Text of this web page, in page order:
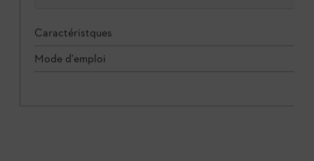
Caractéristques
Mode d'emploi